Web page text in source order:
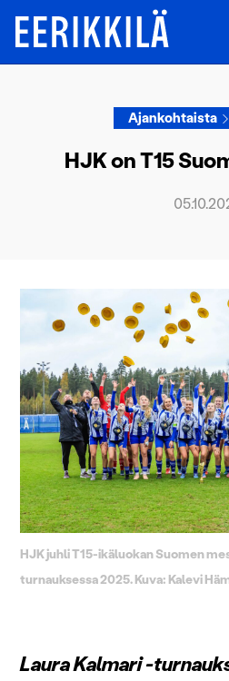
Ajankohtaista
HJK on T15
HJK juhli T15-ikäluokan Suomen
turnauksessa 2025. Kuva: Kalevi
Laura Kalmari -